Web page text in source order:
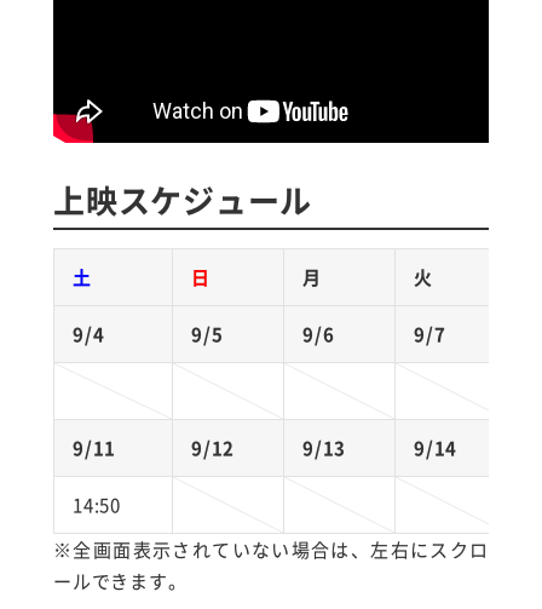
上映スケジュール
土 日 月 火
9/4 9/5 9/6 9/7
9/11 9/12 9/13 9/14
14:50
※全画面表示されていない場合は、左右にスクロ
ールできます。